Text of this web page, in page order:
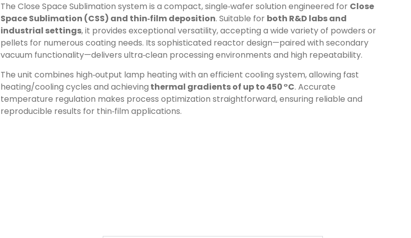
The Close Space Sublimation system is a compact, single‑wafer solution engineered for Close
Space Sublimation (CSS) and thin‑film deposition. Suitable for both R&D labs and
industrial settings, it provides exceptional versatility, accepting a wide variety of powders or
pellets for numerous coating needs. Its sophisticated reactor design—paired with secondary
vacuum functionality—delivers ultra‑clean processing environments and high repeatability.
The unit combines high‑output lamp heating with an efficient cooling system, allowing fast
heating/cooling cycles and achieving thermal gradients of up to 450 °C. Accurate
temperature regulation makes process optimization straightforward, ensuring reliable and
reproducible results for thin‑film applications.